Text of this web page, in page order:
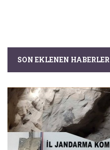
SON EKLENEN HABERLER